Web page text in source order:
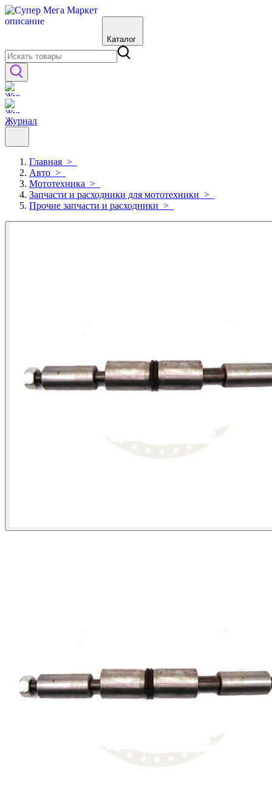
Каталог
Журнал
Главная >
Авто >
Мототехника >
Запчасти и расходники для мототехники >
Прочие запчасти и расходники >